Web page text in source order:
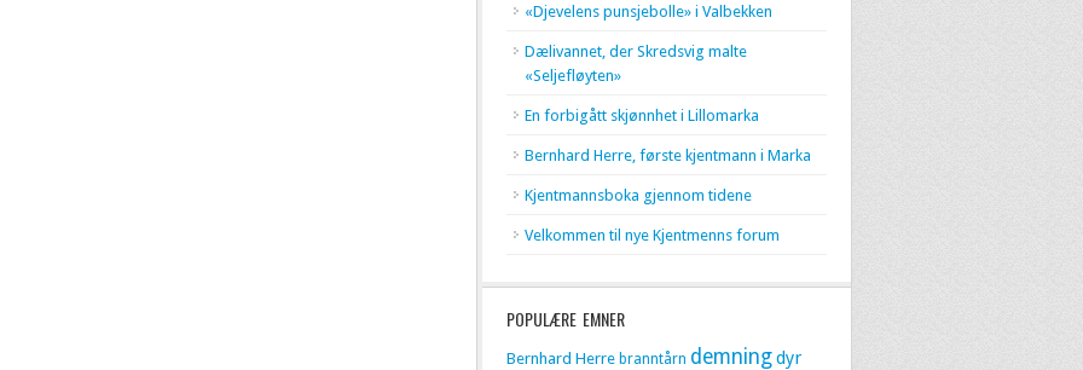
«Djevelens punsjebolle» i Valbekken
Dælivannet, der Skredsvig malte
«Seljefløyten»
En forbigått skjønnhet i Lillomarka
Bernhard Herre, første kjentmann i Marka
Kjentmannsboka gjennom tidene
Velkommen til nye Kjentmenns forum
POPULÆRE EMNER
Bernhard Herre branntårn demningdyr